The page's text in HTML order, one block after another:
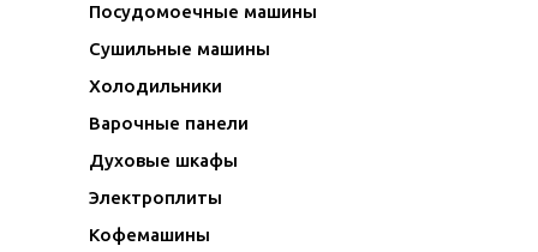
Кофемашины
Посудомоечные машины
Сушильные машины
Холодильники
Варочные панели
Духовые шкафы
Электроплиты